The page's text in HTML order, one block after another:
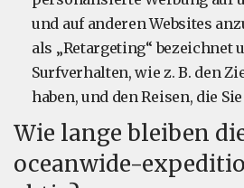
und auf anderen Websites
als „Retargeting“ bezeichnet
Surfverhalten, wie z. B. den
haben, und den Reisen, die
Wie lange bleiben
oceanwide-